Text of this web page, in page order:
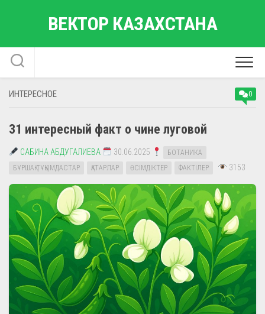
ВЕКТОР КАЗАХСТАНА
ИНТЕРЕСНОЕ 0
31 интересный факт о чине луговой
САБИНА АБДУГАЛИЕВА 30.06.2025
БОТАНИКА
БҰРШАҚ ТҰҚЫМДАСТАР
ҚАТАРЛАР ӨСІМДІКТЕР ФАКТІЛЕР 3153